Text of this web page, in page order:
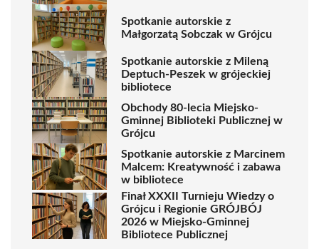
Spotkanie autorskie z
Małgorzatą Sobczak w Grójcu
Spotkanie autorskie z Mileną
Deptuch-Peszek w grójeckiej
bibliotece
Obchody 80-lecia Miejsko-
Gminnej Biblioteki Publicznej w
Grójcu
Spotkanie autorskie z Marcinem
Malcem: Kreatywność i zabawa
w bibliotece
Finał XXXII Turnieju Wiedzy o
Grójcu i Regionie GRÓJBÓJ
2026 w Miejsko-Gminnej
Bibliotece Publicznej